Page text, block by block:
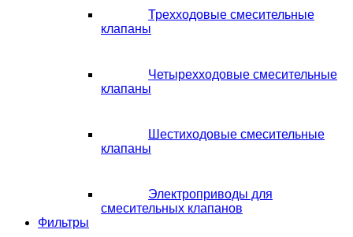
Трехходовые смесительные
клапаны
Четырехходовые смесительные
клапаны
Шестиходовые смесительные
клапаны
Электроприводы для
смесительных клапанов
Фильтры